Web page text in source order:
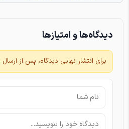
دیدگاه‌ها و امتیازها
برای انتشار نهایی دیدگاه، پس از